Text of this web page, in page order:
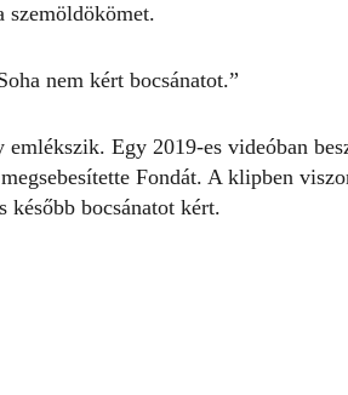
szemöldökömet.
nem kért bocsánatot.”
Egy 2019-es videóban
Fondát. A klipben
később bocsánatot kért.